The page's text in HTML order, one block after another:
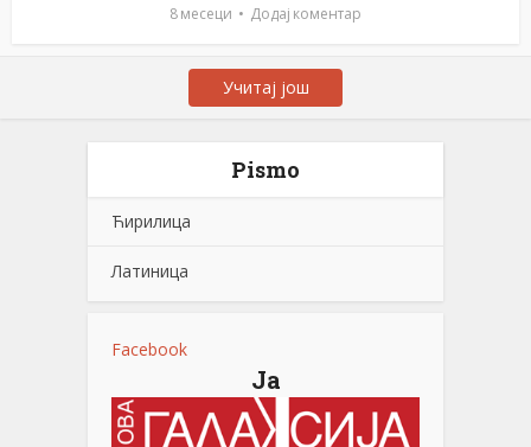
8 месеци Додај коментар
Учитај још
Pismo
Ћирилица
Латиница
Facebook
Ја